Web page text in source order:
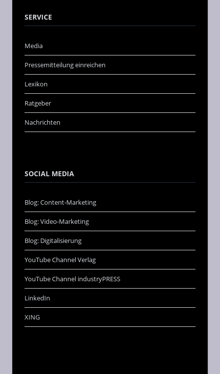
SERVICE
Media
Pressemitteilung einreichen
Lexikon
Ratgeber
Nachrichten
SOCIAL MEDIA
Blog: Content-Marketing
Blog: Video-Marketing
Blog: Digitalisierung
YouTube Channel Verlag
YouTube Channel industryPRESS
LinkedIn
XING